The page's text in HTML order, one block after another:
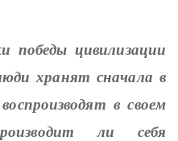
победы цивилизации
хранят сначала в
в своем
ли себя